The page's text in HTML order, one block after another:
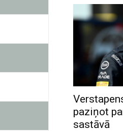
paziņot
sastāvā